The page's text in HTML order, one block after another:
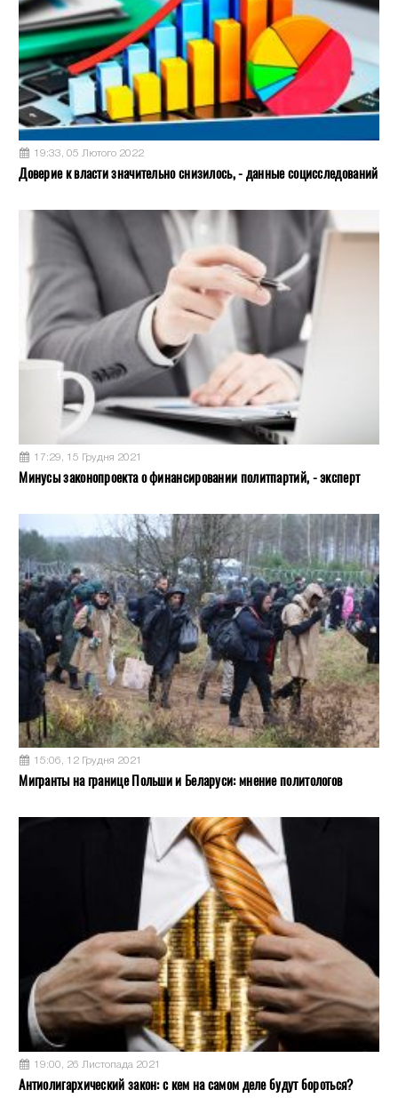
19:33, 05 Лютого 2022
Доверие к власти значительно снизилось, - данные социсследований
17:29, 15 Грудня 2021
Минусы законопроекта о финансировании политпартий, - эксперт
15:06, 12 Грудня 2021
Мигранты на границе Польши и Беларуси: мнение политологов
19:00, 26 Листопада 2021
Антиолигархический закон: с кем на самом деле будут бороться?